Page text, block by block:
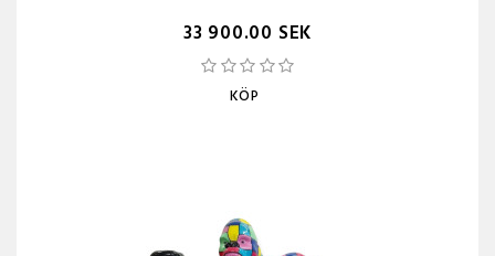
33 900.00 SEK
KÖP